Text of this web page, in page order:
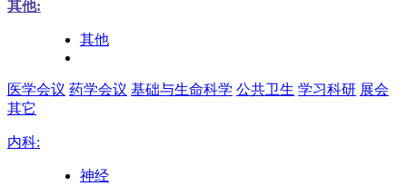
其他:
其他
医学会议 药学会议 基础与生命科学 公共卫生 学习科研 展会
其它
内科:
神经